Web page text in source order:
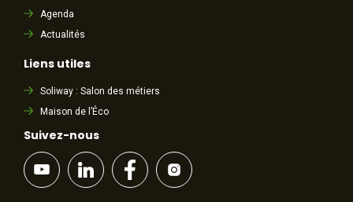
Agenda
Actualités
Liens utiles
Soliway : Salon des métiers
Maison de l’Éco
Suivez-nous